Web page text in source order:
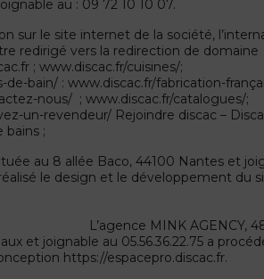
au : 09 72 10 10 07.
sur le site internet de la société,
redirigé vers la redirection de domaine
; www.discac.fr/cuisines/;
de-bain/ : www.discac.fr/fabrication-
nous/ ; www.discac.fr/catalogues/;
un-revendeur/ Rejoindre discac –
bains ;
au 8 allée Baco, 44100 Nantes et
réalisé le design et le développement du
MINK AGENCY, 48
et joignable au 05.56.36.22.75 a
https://espacepro.discac.fr.